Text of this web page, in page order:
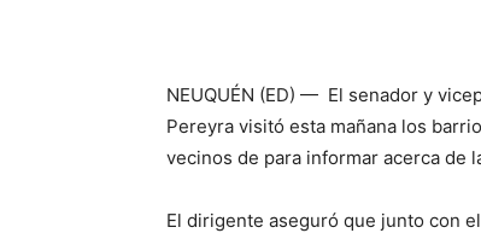
NEUQUÉN (ED) — El senador y
Pereyra visitó esta mañana los
vecinos de para informar acerca de
El dirigente aseguró que junto con